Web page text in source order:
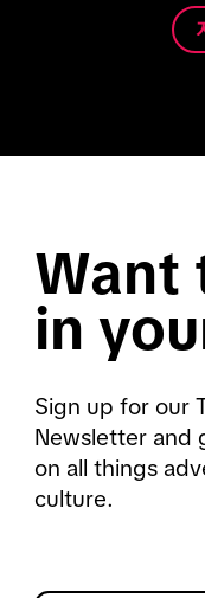
Want
in
Sign up for our
Newsletter and
on all things
culture.